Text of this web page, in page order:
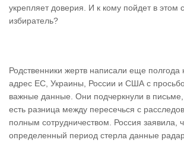
укрепляет доверия. И к кому пойдет в этом
избиратель?
Родственники жертв написали еще полгода
адрес ЕС, Украины, России и США с
важные данные. Они подчеркнули в письме,
есть разница между пересечься с
полным сотрудничеством. Россия заявила,
определенный период стерла данные